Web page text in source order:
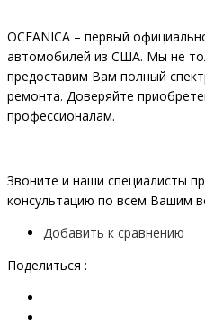
OCEANIСA – первый
автомобилей из США. Мы не
предоставим Вам полный
ремонта. Доверяйте
профессионалам.
Звоните и наши специалисты
консультацию по всем Вашим
Добавить к сравнению
Поделиться :